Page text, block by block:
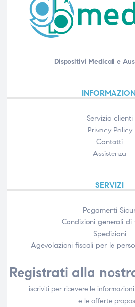
Dispositivi Medicali e
Servizio clienti
Privacy Policy
Contatti
Assistenza
SERVIZI
Pagamenti
Condizioni generali di
Spedizioni
Agevolazioni fiscali per le
Registrati alla
iscriviti per ricevere le
e le offerte